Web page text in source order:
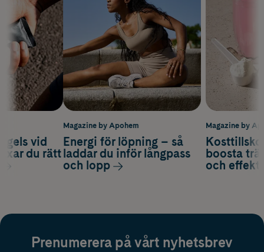
Magazine by
boosta
och
gels vid
du rätt
Magazine by Apohem
Energi för löpning – så
laddar du inför långpass
och lopp
Prenumerera på vårt nyhetsbrev